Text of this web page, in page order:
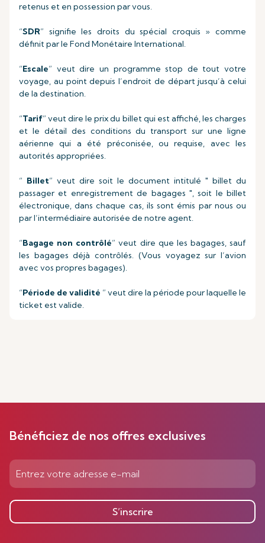
retenus et en possession par vous.
“SDR” signifie les droits du spécial croquis » comme
définit par le Fond Monétaire International.
“Escale” veut dire un programme stop de tout votre
voyage, au point depuis l’endroit de départ jusqu’à celui
de la destination.
“Tarif” veut dire le prix du billet qui est affiché, les charges
et le détail des conditions du transport sur une ligne
aérienne qui a été préconisée, ou requise, avec les
autorités appropriées.
“ Billet” veut dire soit le document intitulé " billet du
passager et enregistrement de bagages ", soit le billet
électronique, dans chaque cas, ils sont émis par nous ou
par l’intermédiaire autorisée de notre agent.
“Bagage non contrôlé” veut dire que les bagages, sauf
les bagages déjà contrôlés. (Vous voyagez sur l’avion
avec vos propres bagages).
“Période de validité ” veut dire la période pour laquelle le
ticket est valide.
Bénéficiez de nos offres exclusives
S’inscrire